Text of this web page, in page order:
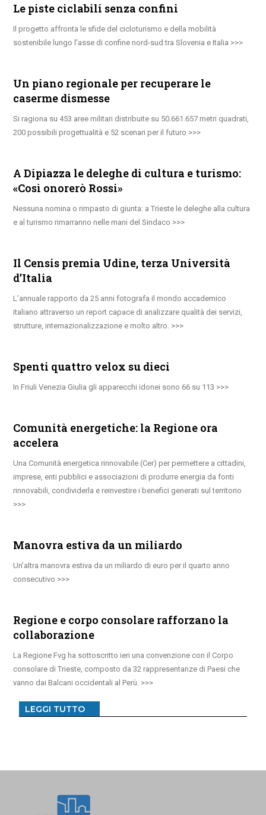
Le piste ciclabili senza confini
Il progetto affronta le sfide del cicloturismo e della mobilità
sostenibile lungo l’asse di confine nord-sud tra Slovenia e Italia
Un piano regionale per recuperare le
caserme dismesse
Si ragiona su 453 aree militari distribuite su 50.661.657 metri quadrati,
200 possibili progettualità e 52 scenari per il futuro
A Dipiazza le deleghe di cultura e turismo:
«Così onorerò Rossi»
Nessuna nomina o rimpasto di giunta: a Trieste le deleghe alla cultura
e al turismo rimarranno nelle mani del Sindaco
Il Censis premia Udine, terza Università
d’Italia
L’annuale rapporto da 25 anni fotografa il mondo accademico
italiano attraverso un report capace di analizzare qualità dei servizi,
strutture, internazionalizzazione e molto altro.
Spenti quattro velox su dieci
In Friuli Venezia Giulia gli apparecchi idonei sono 66 su 113
Comunità energetiche: la Regione ora
accelera
Una Comunità energetica rinnovabile (Cer) per permettere a cittadini,
imprese, enti pubblici e associazioni di produrre energia da fonti
rinnovabili, condividerla e reinvestire i benefici generati sul territorio
Manovra estiva da un miliardo
Un’altra manovra estiva da un miliardo di euro per il quarto anno
consecutivo
Regione e corpo consolare rafforzano la
collaborazione
La Regione Fvg ha sottoscritto ieri una convenzione con il Corpo
consolare di Trieste, composto da 32 rappresentanze di Paesi che
vanno dai Balcani occidentali al Perù.
LEGGI TUTTO